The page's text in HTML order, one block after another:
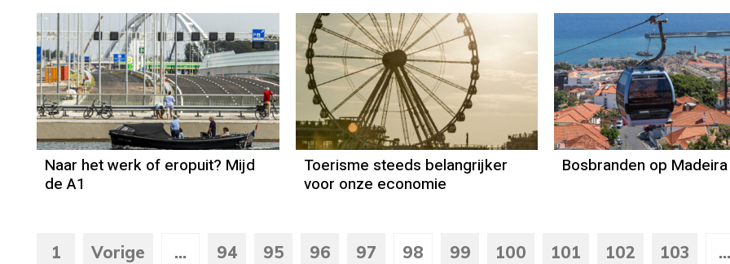
Naar het werk of eropuit? Mijd
de A1
Toerisme steeds belangrijker
voor onze economie
Bosbranden op Madeira
1 Vorige ... 94 95 96 97 98 99 100 101 102 103 ...